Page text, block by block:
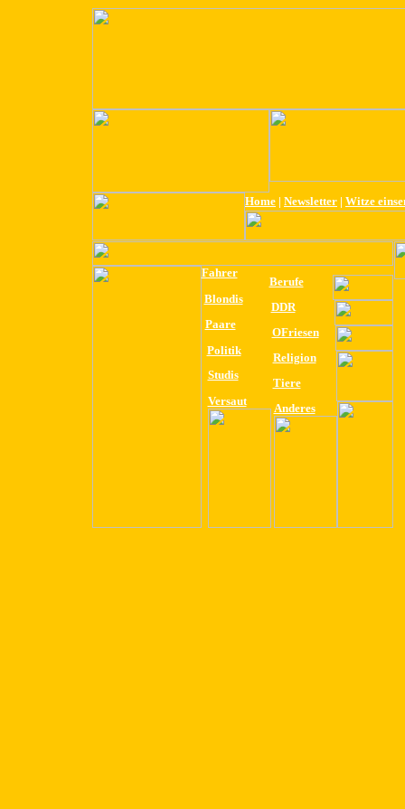
Home | Newsletter | Witze
Fahrer
Berufe
Blondis
DDR
Paare
OFriesen
Politik
Religion
Studis
Tiere
Versaut
Anderes